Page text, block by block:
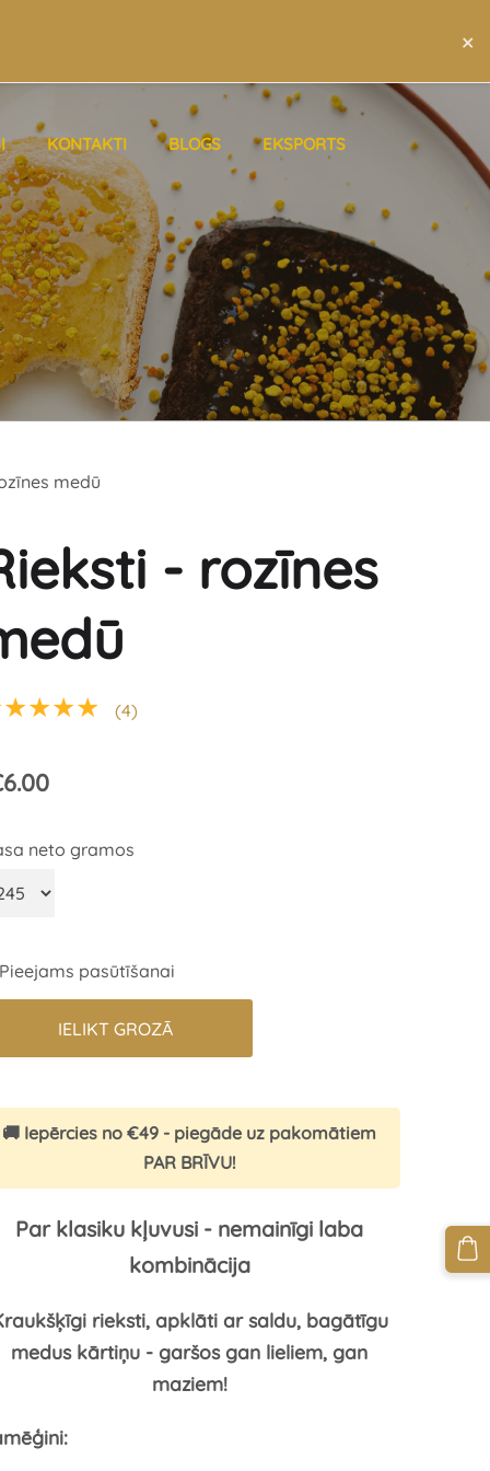
×
KONTAKTI BLOGS EKSPORTS
medū
- rozīnes
(4)
neto gramos
pasūtīšanai
IELIKT GROZĀ
🚚 Iepērcies no €49 - piegāde uz pakomātiem
PAR BRĪVU!
Par klasiku kļuvusi - nemainīgi laba
kombinācija
rieksti, apklāti ar saldu, bagātīgu
medus kārtiņu - garšos gan lieliem, gan
maziem!